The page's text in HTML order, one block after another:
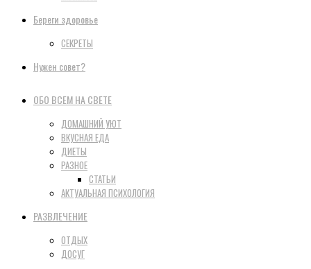
Береги здоровье
СЕКРЕТЫ
Нужен совет?
ОБО ВСЕМ НА СВЕТЕ
ДОМАШНИЙ УЮТ
ВКУСНАЯ ЕДА
ДИЕТЫ
РАЗНОЕ
СТАТЬИ
АКТУАЛЬНАЯ ПСИХОЛОГИЯ
РАЗВЛЕЧЕНИЕ
ОТДЫХ
ДОСУГ